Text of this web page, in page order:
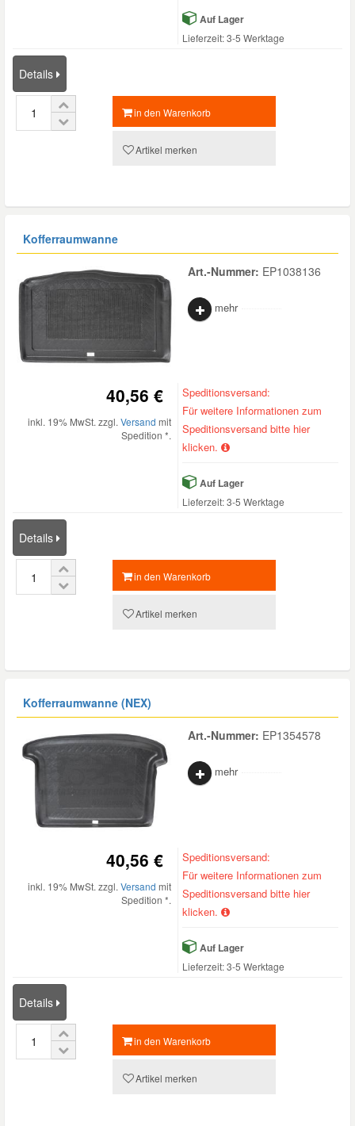
Auf Lager
Lieferzeit: 3-5 Werktage
Details
in den Warenkorb
Artikel merken
Kofferraumwanne
Art.-Nummer: EP1038136
mehr
40,56 €
inkl. 19% MwSt. zzgl. Versand mit
Spedition *.
Speditionsversand:
Für weitere Informationen zum
Speditionsversand bitte hier
klicken.
Auf Lager
Lieferzeit: 3-5 Werktage
Details
in den Warenkorb
Artikel merken
Kofferraumwanne (NEX)
Art.-Nummer: EP1354578
mehr
40,56 €
inkl. 19% MwSt. zzgl. Versand mit
Spedition *.
Speditionsversand:
Für weitere Informationen zum
Speditionsversand bitte hier
klicken.
Auf Lager
Lieferzeit: 3-5 Werktage
Details
in den Warenkorb
Artikel merken